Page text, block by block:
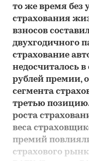
то же время без
страхования
взносов
двухгодичного
страхование
недосчиталось
рублей премии,
сегмента
третью
роста
веса
премий
страхового